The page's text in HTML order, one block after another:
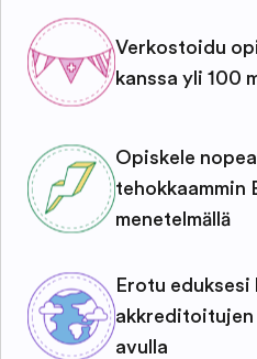
Verkostoidu
kanssa yli 100
Opiskele
tehokkaammin
menetelmällä
Erotu
akkreditoitujen
avulla